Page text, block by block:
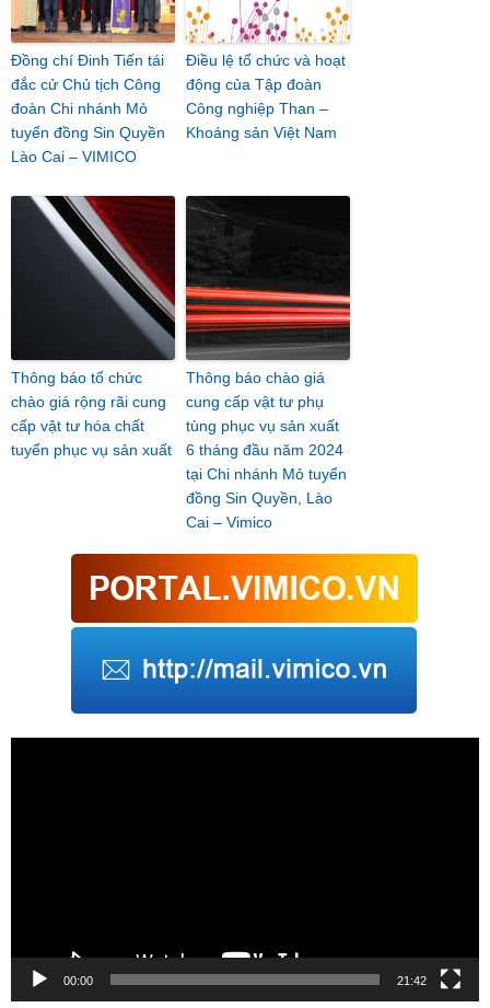
Đồng chí Đinh Tiến tái
đắc cử Chủ tịch Công
đoàn Chi nhánh Mỏ
tuyển đồng Sin Quyền
Lào Cai – VIMICO
Điều lệ tổ chức và hoạt
động của Tập đoàn
Công nghiệp Than –
Khoáng sản Việt Nam
Thông báo tổ chức
chào giá rộng rãi cung
cấp vật tư hóa chất
tuyển phục vụ sản xuất
Thông báo chào giá
cung cấp vật tư phụ
tùng phục vụ sản xuất
6 tháng đầu năm 2024
tại Chi nhánh Mỏ tuyển
đồng Sin Quyền, Lào
Cai – Vimico
00:00 21:42